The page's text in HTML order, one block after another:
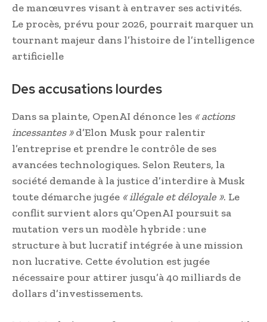
de manœuvres visant à entraver ses activités.
Le procès, prévu pour 2026, pourrait marquer un
tournant majeur dans l’histoire de l’intelligence
artificielle
Des accusations lourdes
Dans sa plainte, OpenAI dénonce les « actions
incessantes »d’Elon Musk pour ralentir
l’entreprise et prendre le contrôle de ses
avancées technologiques. Selon Reuters, la
société demande à la justice d’interdire à Musk
toute démarche jugée « illégale et déloyale ». Le
conflit survient alors qu’OpenAI poursuit sa
mutation vers un modèle hybride : une
structure à but lucratif intégrée à une mission
non lucrative. Cette évolution est jugée
nécessaire pour attirer jusqu’à 40 milliards de
dollars d’investissements.